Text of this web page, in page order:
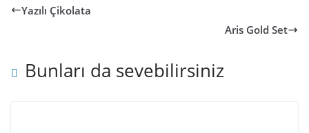
Yazılı Çikolata
Aris Gold Set
Bunları da sevebilirsiniz